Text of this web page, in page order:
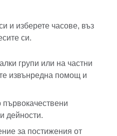
и изберете часове, въз
си.
групи или на частни
извънредна помощ и
дейности.
за постижения от